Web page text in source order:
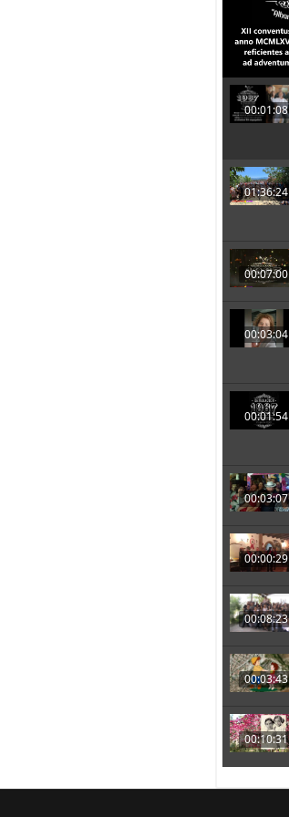
00:01:08
01:36:24
00:07:00
00:03:04
00:01:54
00:03:07
00:00:29
00:08:23
00:03:43
00:10:31